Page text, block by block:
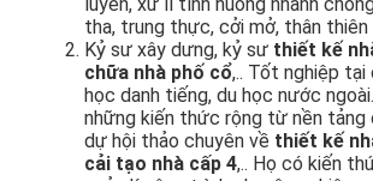
tha, trung thực, cởi mở, thân thiên
Kỷ sư xây dưng, kỷ sư thiết kế
chữa nhà phố cổ,.. Tốt nghiệp
học danh tiếng, du học nước
những kiến thức rộng từ nền tảng
dự hội thảo chuyên về thiết kế
cải tạo nhà cấp 4,.. Họ có kiến